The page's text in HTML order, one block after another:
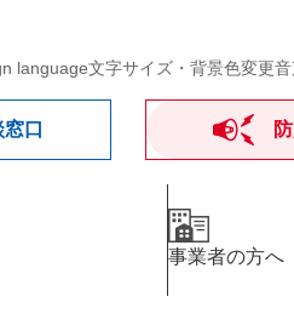
language文字サイズ・背景色変更
口
事業者の方へ